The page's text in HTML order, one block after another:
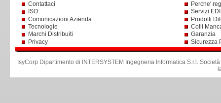
Contattaci
ISO
Comunicazioni Azienda
Tecnologie
Marchi Distribuiti
Privacy
Perche'
Servizi
Prodotti
Colli
Garanzia
Sicurezza
IsyCorp Dipartimento di INTERSYSTEM Ingegneria Informatica S.r.l .